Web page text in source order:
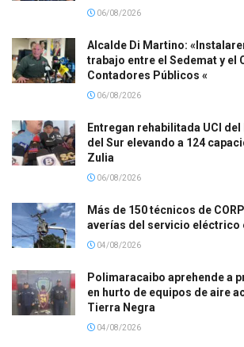
06/08/2026
Alcalde Di Martino:
trabajo entre el Sedemat y el
Contadores Públicos «
06/08/2026
Entregan rehabilitada UCI del
del Sur elevando a 124
Zulia
06/08/2026
Más de 150 técnicos de
averías del servicio eléctrico
04/08/2026
Polimaracaibo aprehende a
en hurto de equipos de aire
Tierra Negra
04/08/2026